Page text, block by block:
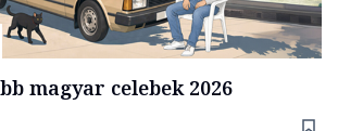
magyar celebek 2026